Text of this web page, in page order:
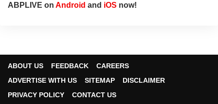
ABPLIVE on Android and iOS now!
ABOUT US FEEDBACK
CAREERS
ADVERTISE WITH US
SITEMAP
DISCLAIMER
PRIVACY POLICY
CONTACT US